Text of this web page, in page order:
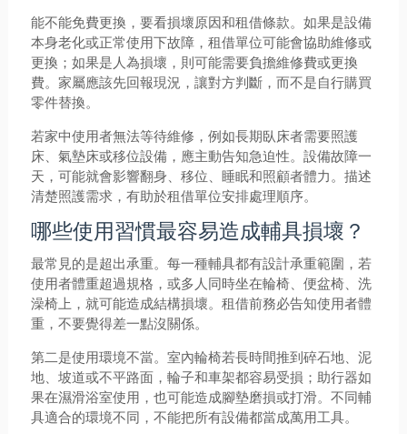
能不能免費更換，要看損壞原因和租借條款。如果是設備
本身老化或正常使用下故障，租借單位可能會協助維修或
更換；如果是人為損壞，則可能需要負擔維修費或更換
費。家屬應該先回報現況，讓對方判斷，而不是自行購買
零件替換。
若家中使用者無法等待維修，例如長期臥床者需要照護
床、氣墊床或移位設備，應主動告知急迫性。設備故障一
天，可能就會影響翻身、移位、睡眠和照顧者體力。描述
清楚照護需求，有助於租借單位安排處理順序。
哪些使用習慣最容易造成輔具損壞？
最常見的是超出承重。每一種輔具都有設計承重範圍，若
使用者體重超過規格，或多人同時坐在輪椅、便盆椅、洗
澡椅上，就可能造成結構損壞。租借前務必告知使用者體
重，不要覺得差一點沒關係。
第二是使用環境不當。室內輪椅若長時間推到碎石地、泥
地、坡道或不平路面，輪子和車架都容易受損；助行器如
果在濕滑浴室使用，也可能造成腳墊磨損或打滑。不同輔
具適合的環境不同，不能把所有設備都當成萬用工具。